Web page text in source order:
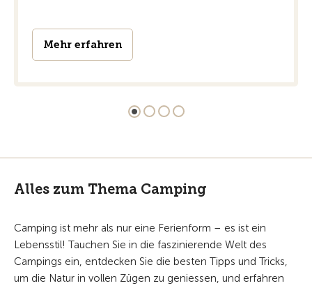
Mehr erfahren
Alles zum Thema Camping
Camping ist mehr als nur eine Ferienform – es ist ein
Lebensstil! Tauchen Sie in die faszinierende Welt des
Campings ein, entdecken Sie die besten Tipps und Tricks,
um die Natur in vollen Zügen zu geniessen, und erfahren